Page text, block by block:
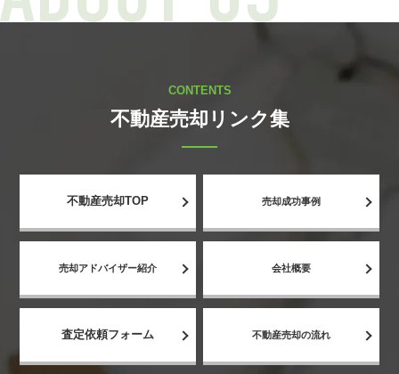
CONTENTS
不動産売却リンク集
不動産売却TOP 売却成功事例
売却アドバイザー紹介 会社概要
査定依頼フォーム 不動産売却の流れ